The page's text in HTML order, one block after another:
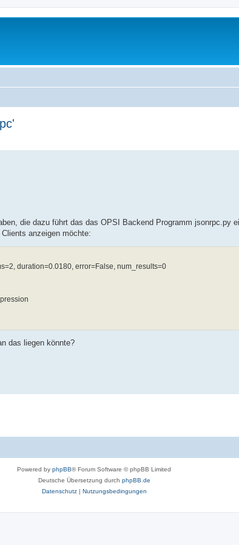
die dazu führt das das OPSI Backend Programm jsonrpc.py
anzeigen möchte:
duration=0.0180, error=False, num_results=0
das liegen könnte?
Powered by phpBB® Forum Software © phpBB Limited
Deutsche Übersetzung durch phpBB.de
Datenschutz| Nutzungsbedingungen